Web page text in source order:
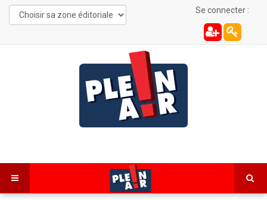
Se connecter :